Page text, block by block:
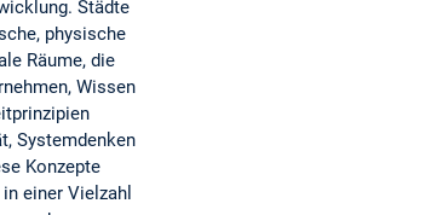
Städte
physische
Räume, die
Wissen
Systemdenken
Konzepte
einer Vielzahl